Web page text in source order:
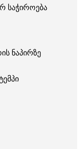
საჭიროება
ნაპირზე